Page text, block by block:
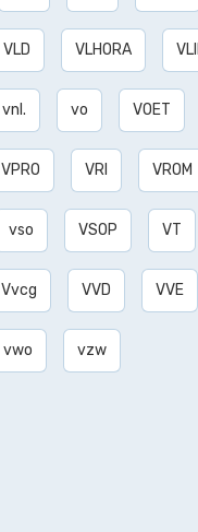
VLD VLHORA
vnl. vo VOET
VPRO VRI VROM
vso VSOP VT
Vvcg VVD VVE
vwo vzw